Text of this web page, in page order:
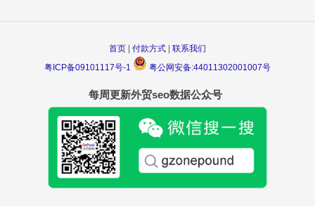
首页| 付款方式| 联系我们
粤ICP备09101117号-1
粤公网安备:44011302001007号
每周更新外贸seo数据公众号